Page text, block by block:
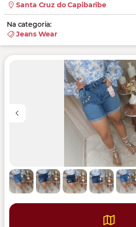
Santa Cruz do Capibaribe
Na categoria:
Jeans Wear